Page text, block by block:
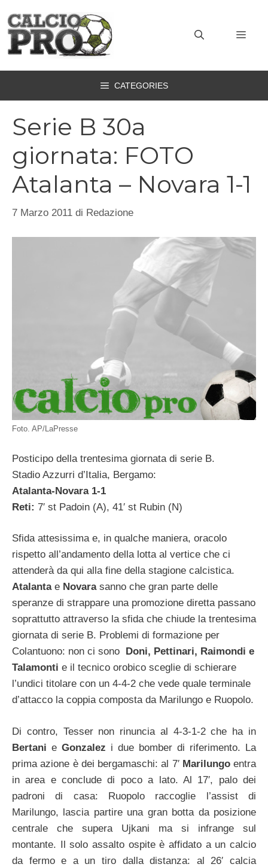
contenuto
CATEGORIES
Serie B 30a
giornata: FOTO
Atalanta – Novara 1-1
7 Marzo 2011 di Redazione
Foto. AP/LaPresse
Posticipo della trentesima giornata di serie B.
Stadio Azzurri d’Italia, Bergamo:
Atalanta-Novara 1-1
Reti: 7′ st Padoin (A), 41′ st Rubin (N)
Sfida attesissima e, in qualche maniera, oracolo
rispetto all’andamento della lotta al vertice che ci
attenderà da qui alla fine della stagione calcistica.
Atalanta e Novara sanno che gran parte delle
speranze di strappare una promozione diretta passano
soprattutto attraverso la sfida che chiude la trentesima
giornata di serie B. Problemi di formazione per
Colantuono: non ci sono Doni, Pettinari, Raimondi e
Talamonti e il tecnico orobico sceglie di schierare
l’undici titolare con un 4-4-2 che vede quale terminale
d’attacco la coppia composta da Marilungo e Ruopolo.
Di contro, Tesser non rinuncia al 4-3-1-2 che ha in
Bertani e Gonzalez i due bomber di riferimento. La
prima azione è dei bergamaschi: al 7′ Marilungo entra
in area e conclude di poco a lato. Al 17′, palo dei
padroni di casa: Ruopolo raccoglie l’assist di
Marilungo, lascia partire una gran botta da posizione
centrale che supera Ujkani ma si infrange sul
montante. Il solo assalto ospite è affidato a un calcio
da fermo e a un tiro dalla distanza: al 26′ calcia